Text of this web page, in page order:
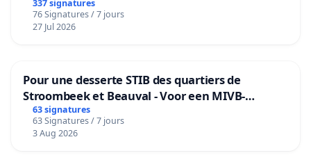
granum basé sur la teneur en protéines
337 signatures
76 Signatures / 7 jours
27 Jul 2026
Pour une desserte STIB des quartiers de
Stroombeek et Beauval - Voor een MIVB-
bediening van de wijken Strombeek en Het
Voor
63 signatures
63 Signatures / 7 jours
3 Aug 2026